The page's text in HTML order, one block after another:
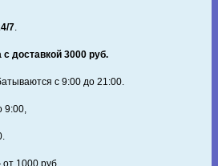
7.
доставкой 3000 руб.
с 9:00 до 21:00.
9:00,